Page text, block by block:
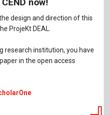
design and direction of this
ProjeKt DEAL.
research institution, you have
in the open access